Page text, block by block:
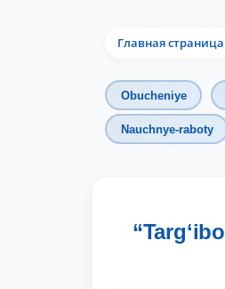
Главная страница
Obucheniye
Nauchnye-raboty